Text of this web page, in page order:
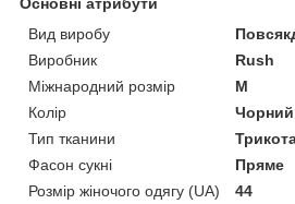
Вид виробу
Виробник
Rush
Міжнародний розмір
M
Колір
Чорний
Тип тканини
Фасон сукні
Пряме
Розмір жіночого одягу (UA)
44